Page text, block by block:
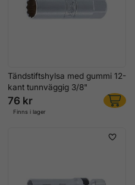
Tändstiftshylsa med gummi 12-
kant tunnväggig 3/8"
76 kr
Finns i lager